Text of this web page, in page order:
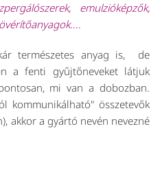
emulzióképzők,
...
természetes anyag is, de
a fenti gyűjtőneveket látjuk
mi van a dobozban.
kommunikálható" összetevők
akkor a gyártó nevén nevezné